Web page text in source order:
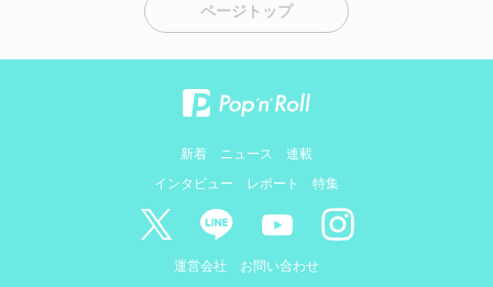
ページトップ
新着 ニュース
連載
インタビュー
レポート 特集
運営会社 お問い合わせ